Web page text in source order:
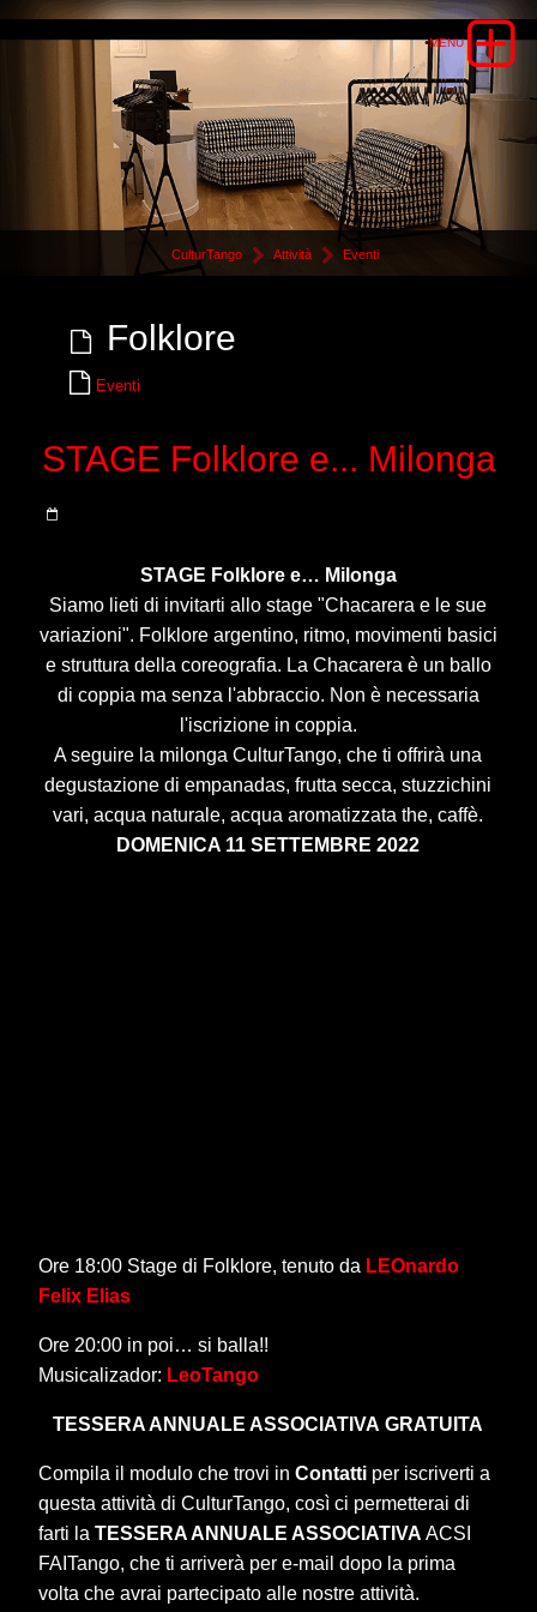
CulturTango Attività Eventi
Folklore
Eventi
STAGE Folklore e... Milonga
STAGE Folklore e… Milonga
Siamo lieti di invitarti allo stage "Chacarera e le sue
variazioni". Folklore argentino, ritmo, movimenti basici
e struttura della coreografia. La Chacarera è un ballo
di coppia ma senza l'abbraccio. Non è necessaria
l'iscrizione in coppia.
A seguire la milonga CulturTango, che ti offrirà una
degustazione di empanadas, frutta secca, stuzzichini
vari, acqua naturale, acqua aromatizzata the, caffè.
DOMENICA 11 SETTEMBRE 2022
Ore 18:00 Stage di Folklore, tenuto da LEOnardo
Felix Elias
Ore 20:00 in poi… si balla!!
Musicalizador: LeoTango
TESSERA ANNUALE ASSOCIATIVA GRATUITA
Compila il modulo che trovi inContatti per iscriverti a
questa attività di CulturTango, così ci permetterai di
farti laTESSERA ANNUALE ASSOCIATIVA ACSI
FAITango, che ti arriverà per e-mail dopo la prima
volta che avrai partecipato alle nostre attività.